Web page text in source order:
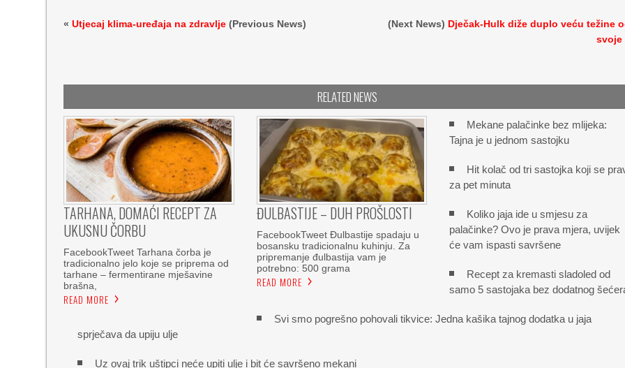
«Utjecaj klima-uređaja na zdravlje (Previous News) (Next News) Dječak-Hulk diže duplo veću težine
svoje
RELATED NEWS
TARHANA, DOMAĆI RECEPT ZA
UKUSNU ČORBU
FacebookTweet Tarhana čorba je
tradicionalno jelo koje se priprema od
tarhane – fermentirane mješavine
brašna,
READ MORE
ĐULBASTIJE – DUH PROŠLOSTI
FacebookTweet Đulbastije spadaju u
bosansku tradicionalnu kuhinju. Za
pripremanje đulbastija vam je
potrebno: 500 grama
READ MORE
Mekane palačinke bez mlijeka:
Tajna je u jednom sastojku
Hit kolač od tri sastojka koji se
za pet minuta
Koliko jaja ide u smjesu za
palačinke? Ovo je prava mjera, uvijek
će vam ispasti savršene
Recept za kremasti sladoled od
samo 5 sastojaka bez dodatnog
Svi smo pogrešno pohovali tikvice: Jedna kašika tajnog dodatka u jaja
sprječava da upiju ulje
Uz ovaj trik uštipci neće upiti ulje i bit će savršeno mekani